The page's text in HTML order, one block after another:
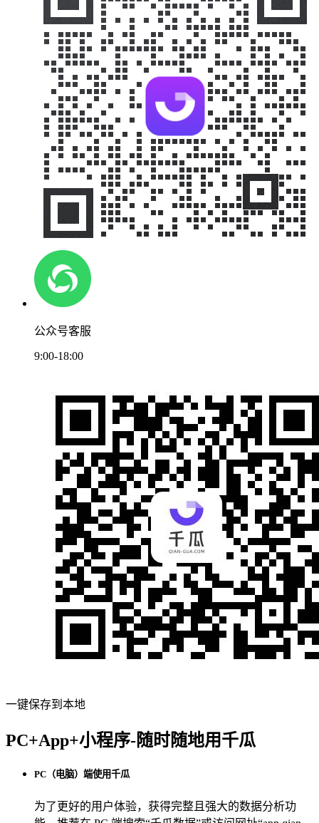
公众号客服
9:00-18:00
一键保存到本地
PC+App+小程序-随时随地用千瓜
PC（电脑）端使用千瓜
为了更好的用户体验，获得完整且强大的数据分析功